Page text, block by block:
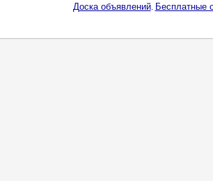
Доска объявлений. Бесплатные